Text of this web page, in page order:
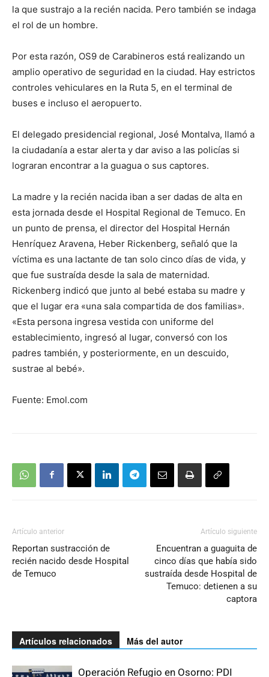
la que sustrajo a la recién nacida. Pero también se indaga
el rol de un hombre.
Por esta razón, OS9 de Carabineros está realizando un
amplio operativo de seguridad en la ciudad. Hay estrictos
controles vehiculares en la Ruta 5, en el terminal de
buses e incluso el aeropuerto.
El delegado presidencial regional, José Montalva, llamó a
la ciudadanía a estar alerta y dar aviso a las policías si
lograran encontrar a la guagua o sus captores.
La madre y la recién nacida iban a ser dadas de alta en
esta jornada desde el Hospital Regional de Temuco. En
un punto de prensa, el director del Hospital Hernán
Henríquez Aravena, Heber Rickenberg, señaló que la
víctima es una lactante de tan solo cinco días de vida, y
que fue sustraída desde la sala de maternidad.
Rickenberg indicó que junto al bebé estaba su madre y
que el lugar era «una sala compartida de dos familias».
«Esta persona ingresa vestida con uniforme del
establecimiento, ingresó al lugar, conversó con los
padres también, y posteriormente, en un descuido,
sustrae al bebé».
Fuente: Emol.com
Artículo anterior
Reportan sustracción de
recién nacido desde Hospital
de Temuco
Artículo siguiente
Encuentran a guaguita de
cinco días que había sido
sustraída desde Hospital de
Temuco: detienen a su
captora
Artículos relacionados Más del autor
Operación Refugio en Osorno: PDI